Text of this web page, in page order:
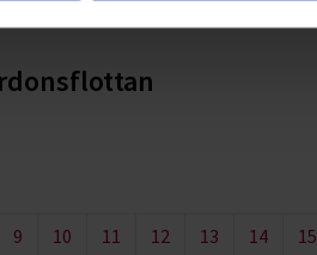
9 10 11 12 13 14 15